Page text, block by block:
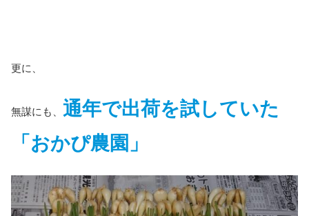
更に、
無謀にも、 通年で出荷を試していた
「おかぴ農園」